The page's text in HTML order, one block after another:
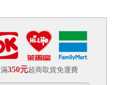
滿350元超商取貨免運費